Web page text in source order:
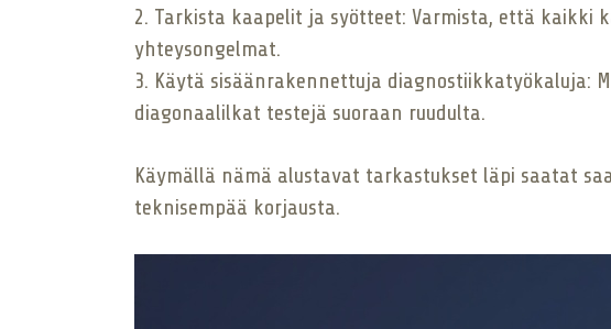
2. Tarkista kaapelit ja syötteet: Varmista, että kaikki
yhteysongelmat.
3. Käytä sisäänrakennettuja diagnostiikkatyökaluja:
diagonaalilkat testejä suoraan ruudulta.
Käymällä nämä alustavat tarkastukset läpi saatat
teknisempää korjausta.